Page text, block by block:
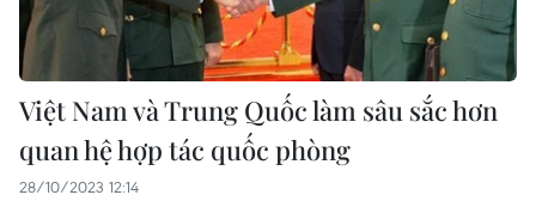
Việt Nam và Trung Quốc làm sâu sắc hơn
quan hệ hợp tác quốc phòng
28/10/2023 12:14